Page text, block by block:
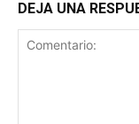
DEJA UNA